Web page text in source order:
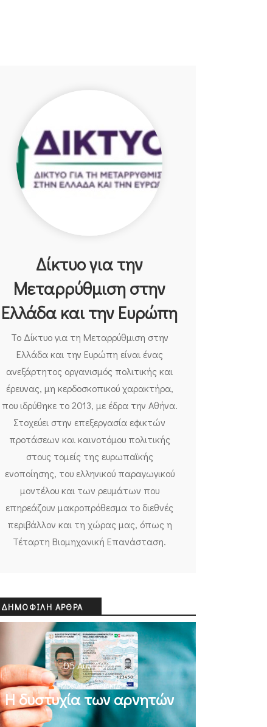
Δίκτυο για την
Μεταρρύθμιση στην
Ελλάδα και την Ευρώπη
Το Δίκτυο για τη Μεταρρύθμιση στην
Ελλάδα και την Ευρώπη είναι ένας
ανεξάρτητος οργανισμός πολιτικής και
έρευνας, μη κερδοσκοπικού χαρακτήρα,
που ιδρύθηκε το 2013, με έδρα την Αθήνα.
Στοχεύει στην επεξεργασία εφικτών
προτάσεων και καινοτόμου πολιτικής
στους τομείς της ευρωπαϊκής
ενοποίησης, του ελληνικού παραγωγικού
μοντέλου και των ρευμάτων που
επηρεάζουν μακροπρόθεσμα το διεθνές
περιβάλλον και τη χώρας μας, όπως η
Τέταρτη Βιομηχανική Επανάσταση.
ΔΗΜΟΦΙΛΉ ΆΡΘΡΑ
05 Αυγ 2026
ΜΙΧΆΛΗΣ ΚΥΡΙΑΚΊΔΗΣ
Η δυστυχία των αρνητών